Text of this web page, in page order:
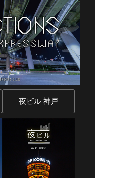
夜ビル 神戸